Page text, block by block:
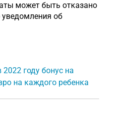
может быть отказано
об
году бонус на
на каждого ребенка